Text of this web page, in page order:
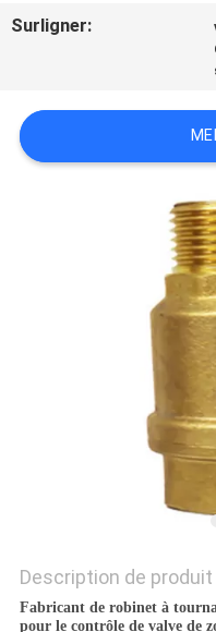
CITATION
Surligner:
Description de produit
Fabricant de robinet à
pour le contrôle de valve de